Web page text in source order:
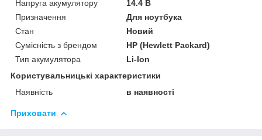
Напруга акумулятору
14.4 В
Призначення
Для ноутбука
Стан
Новий
Сумісність з брендом
HP (Hewlett Packard)
Тип акумулятора
Li-Ion
Користувальницькі характеристики
Наявність
в наявності
Приховати